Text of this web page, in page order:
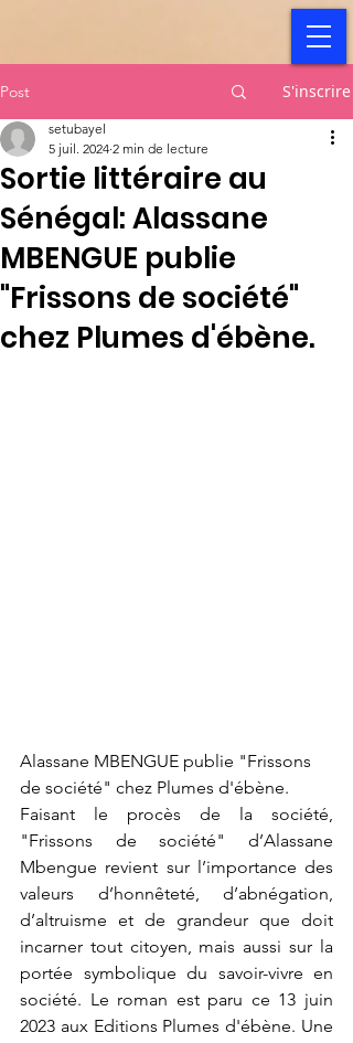
Post S'inscrire
Sortie littéraire au
Sénégal: Alassane
MBENGUE publie
"Frissons de société"
chez Plumes d'ébène.
setubayel
5 juil. 2024 2 min de lecture
Alassane MBENGUE publie "Frissons
de société" chez Plumes d'ébène.
Faisant le procès de la société,
"Frissons de société" d’Alassane
Mbengue revient sur l’importance des
valeurs d’honnêteté, d’abnégation,
d’altruisme et de grandeur que doit
incarner tout citoyen, mais aussi sur la
portée symbolique du savoir-vivre en
société. Le roman est paru ce 13 juin
2023 aux Editions Plumes d'ébène. Une